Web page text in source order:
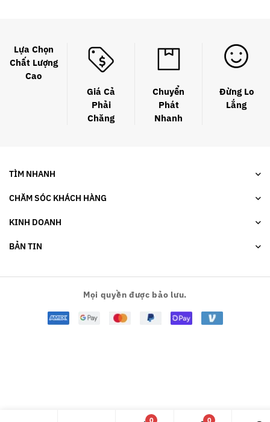
Lựa Chọn
Chất Lượng
Cao
Giá Cả
Phải
Chăng
Chuyển
Phát
Nhanh
Đừng Lo
Lắng
TÌM NHANH
CHĂM SÓC KHÁCH HÀNG
KINH DOANH
BẢN TIN
Mọi quyền được bảo lưu.
0 0